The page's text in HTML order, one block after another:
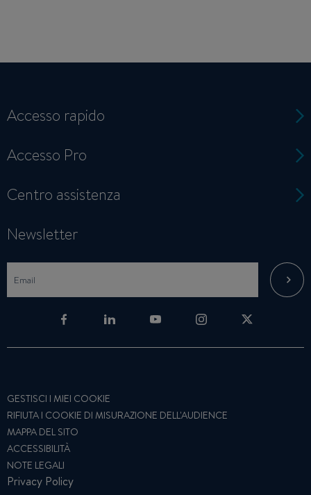
Accesso rapido
Accesso Pro
Centro assistenza
Newsletter
GESTISCI I MIEI COOKIE
RIFIUTA I COOKIE DI MISURAZIONE DELL'AUDIENCE
MAPPA DEL SITO
ACCESSIBILITÀ
NOTE LEGALI
Privacy Policy